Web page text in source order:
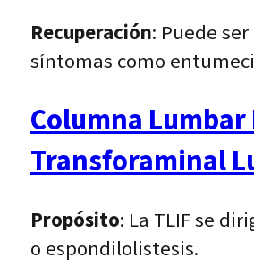
Recuperación: Puede
síntomas como
Columna Lumbar
Transforaminal
Propósito: La TLIF se
o espondilolistesis.